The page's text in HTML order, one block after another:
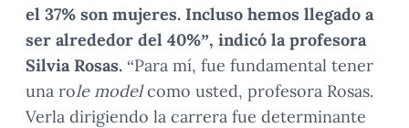
el 37% son mujeres. Incluso hemos llegado a
ser alrededor del 40%”, indicó la profesora
Silvia Rosas. “Para mí, fue fundamental tener
una role modelcomo usted, profesora Rosas.
Verla dirigiendo la carrera fue determinante